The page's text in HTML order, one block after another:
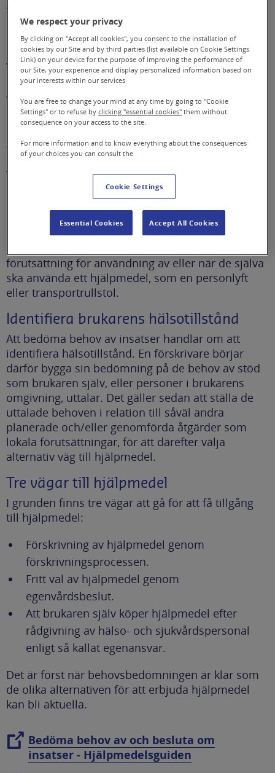
förskrivning av hjälpmedel.
Förskrivare
Bedöma behov av och besluta om
insatser
Hjälpmedel ska förskrivas enligt ett behovsinriktat
till grund för vilka hjälpmedel som kan förskrivas.
Varje förskrivning kräver en individuell
behovsbedömning, där brukaren själv är delaktig.
Det är behovsbedömningen som avgör vilka
hjälpmedel han eller hon kan få förskrivet. Även
anhöriga/närstående bör om möjligt vara
förutsättning för användning av eller när de själva
ska använda ett hjälpmedel, som en personlyft
eller transportrullstol.
Identifiera brukarens hälsotillstånd
Att bedöma behov av insatser handlar om att
identifiera hälsotillstånd. En förskrivare börjar
därför bygga sin bedömning på de behov av stöd
som brukaren själv, eller personer i brukarens
omgivning, uttalar. Det gäller sedan att ställa de
uttalade behoven i relation till såväl andra
planerade och/eller genomförda åtgärder som
lokala förutsättningar, för att därefter välja
alternativ väg till hjälpmedel.
Tre vägar till hjälpmedel
I grunden finns tre vägar att gå för att få tillgång
till hjälpmedel:
Förskrivning av hjälpmedel genom
förskrivningsprocessen.
Fritt val av hjälpmedel genom
egenvårdsbeslut.
Att brukaren själv köper hjälpmedel efter
rådgivning av hälso- och sjukvårdspersonal
enligt så kallat egenansvar.
Det är först när behovsbedömningen är klar som
de olika alternativen för att erbjuda hjälpmedel
kan bli aktuella.
Bedöma behov av och besluta om
insatser - Hjälpmedelsguiden
We respect your privacy
By clicking on "Accept all cookies", you consent to the installation of
cookies by our Site and by third parties (list available on Cookie Settings
Link) on your device for the purpose of improving the performance of
our Site, your experience and display personalized information based on
your interests within our services
You are free to change your mind at any time by going to "Cookie
Settings" or to refuse byclicking "essential cookies" them without
consequence on your access to the site.
For more information and to know everything about the consequences
of your choices you can consult the
Cookie Settings
Essential Cookies Accept All Cookies